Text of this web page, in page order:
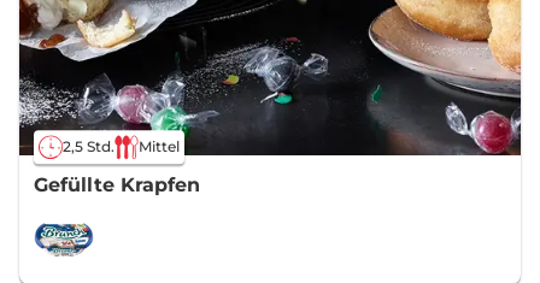
2,5 Std. Mittel
Gefüllte Krapfen